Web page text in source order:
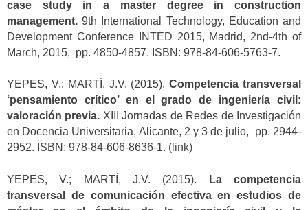
case study in a master degree in construction
management. 9th International Technology, Education and
Development Conference INTED 2015, Madrid, 2nd-4th of
March, 2015, pp. 4850-4857. ISBN: 978-84-606-5763-7.
YEPES, V.; MARTÍ, J.V. (2015).Competencia transversal
‘pensamiento crítico’ en el grado de ingeniería civil:
valoración previa. XIII Jornadas de Redes de Investigación
en Docencia Universitaria, Alicante, 2 y 3 de julio, pp. 2944-
2952. ISBN: 978-84-606-8636-1. (link)
YEPES, V.; MARTÍ, J.V. (2015).
La competencia
transversal de comunicación efectiva en estudios de